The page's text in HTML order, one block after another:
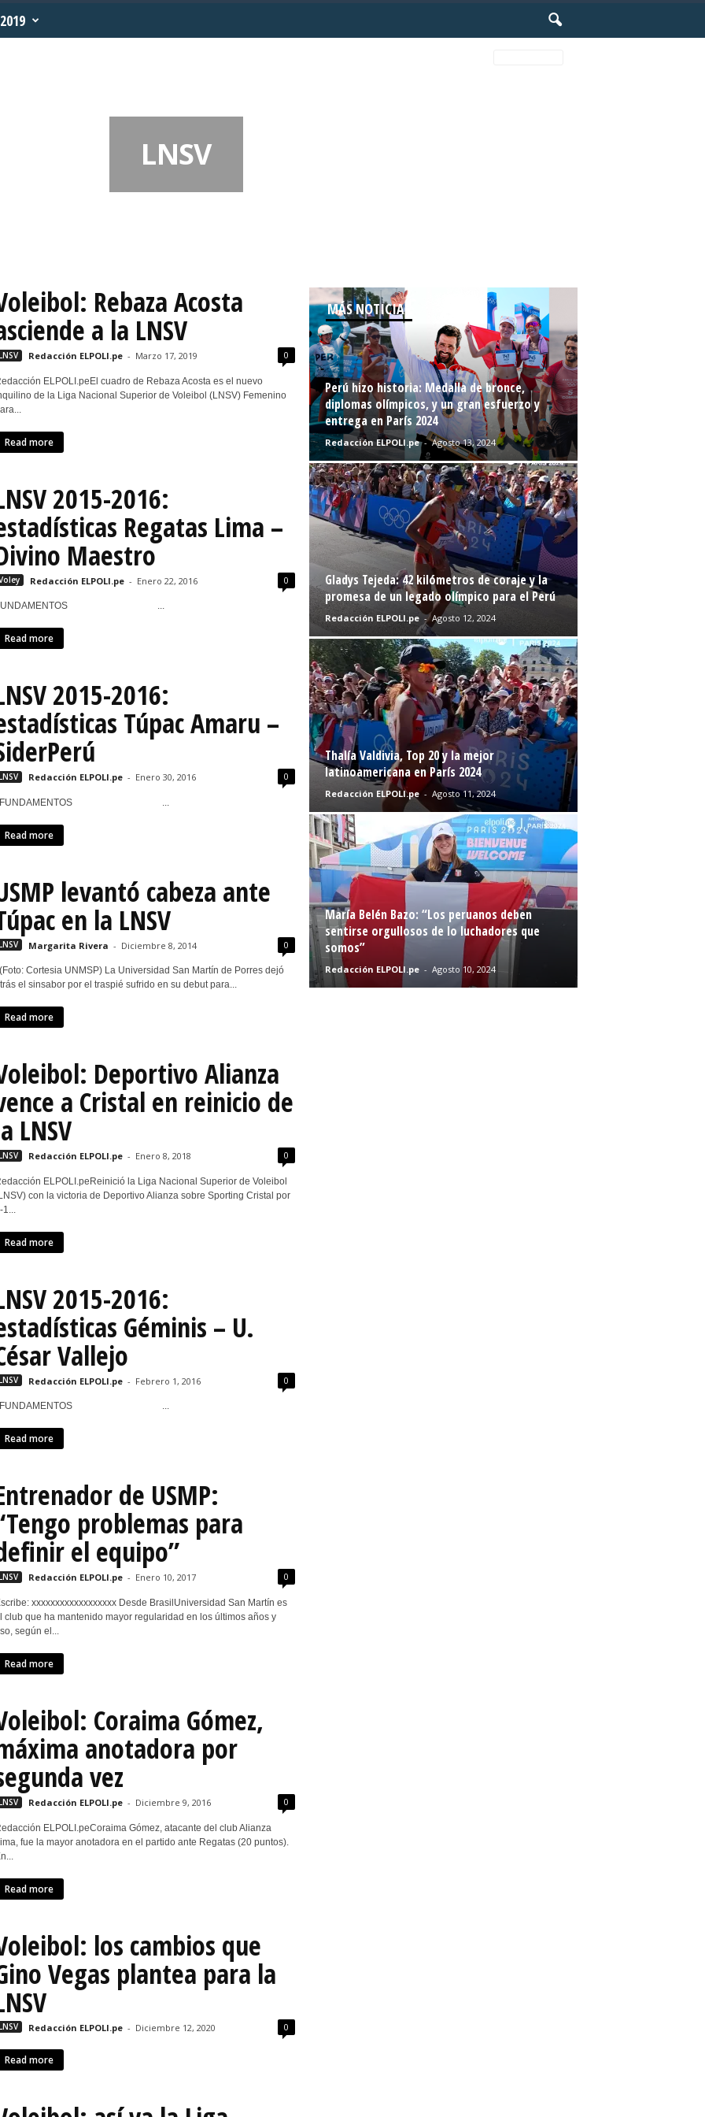
LNSV
Rebaza Acosta
a la LNSV
Redacción ELPOLI.pe - Marzo 17, 2019 0
ELPOLI.peEl cuadro de Rebaza Acosta es el nuevo
de la Liga Nacional Superior de Voleibol (LNSV) Femenino
Read more
2015-2016:
Regatas Lima –
Maestro
Redacción ELPOLI.pe - Enero 22, 2016 0
...
Read more
2015-2016:
Túpac Amaru –
Redacción ELPOLI.pe - Enero 30, 2016 0
...
Read more
levantó cabeza ante
en la LNSV
Margarita Rivera - Diciembre 8, 2014 0
Cortesia UNMSP) La Universidad San Martín de Porres dejó
el sinsabor por el traspié sufrido en su debut para...
Read more
Deportivo Alianza
a Cristal en reinicio de
LNSV
Redacción ELPOLI.pe - Enero 8, 2018 0
ELPOLI.peReinició la Liga Nacional Superior de Voleibol
con la victoria de Deportivo Alianza sobre Sporting Cristal por
1...
Read more
2015-2016:
Géminis – U.
Vallejo
Redacción ELPOLI.pe - Febrero 1, 2016 0
...
Read more
de USMP:
problemas para
el equipo”
Redacción ELPOLI.pe - Enero 10, 2017 0
xxxxxxxxxxxxxxxxxx Desde BrasilUniversidad San Martín es
club que ha mantenido mayor regularidad en los últimos años y
según el...
Read more
Coraima Gómez,
anotadora por
vez
Redacción ELPOLI.pe - Diciembre 9, 2016 0
ELPOLI.peCoraima Gómez, atacante del club Alianza
fue la mayor anotadora en el partido ante Regatas (20 puntos).
Read more
los cambios que
Vegas plantea para la
Redacción ELPOLI.pe - Diciembre 12, 2020 0
Read more
MÁS NOTICIAS
Perú hizo historia: Medalla de bronce,
diplomas olímpicos, y un gran esfuerzo y
entrega en París 2024
Redacción ELPOLI.pe - Agosto 13, 2024
Gladys Tejeda: 42 kilómetros de coraje y la
promesa de un legado olímpico para el Perú
Redacción ELPOLI.pe - Agosto 12, 2024
Thalía Valdivia, Top 20 y la mejor
latinoamericana en París 2024
Redacción ELPOLI.pe - Agosto 11, 2024
María Belén Bazo: “Los peruanos deben
sentirse orgullosos de lo luchadores que
somos”
Redacción ELPOLI.pe - Agosto 10, 2024